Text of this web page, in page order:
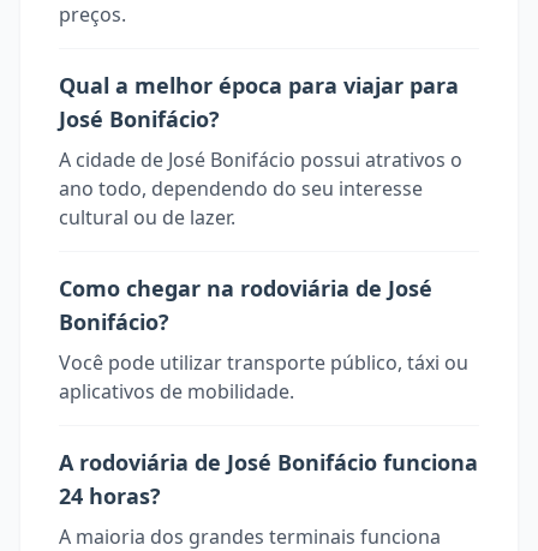
preços.
Qual a melhor época para viajar para
José Bonifácio?
A cidade de José Bonifácio possui atrativos o
ano todo, dependendo do seu interesse
cultural ou de lazer.
Como chegar na rodoviária de José
Bonifácio?
Você pode utilizar transporte público, táxi ou
aplicativos de mobilidade.
A rodoviária de José Bonifácio funciona
24 horas?
A maioria dos grandes terminais funciona